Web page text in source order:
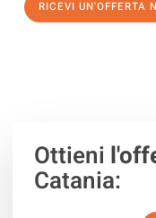
RICEVI UN'OFFERTA
Ottieni
Catania: